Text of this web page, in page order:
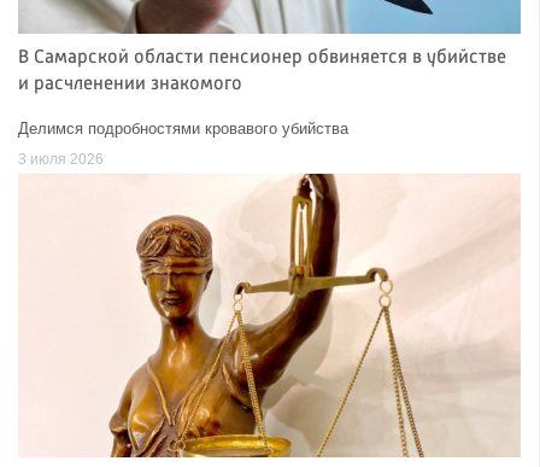
В Самарской области пенсионер обвиняется в убийстве
и расчленении знакомого
Делимся подробностями кровавого убийства
3 июля 2026